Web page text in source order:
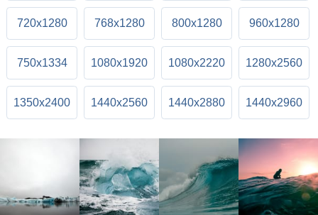
720x1280 768x1280 800x1280 960x1280
750x1334 1080x1920 1080x2220 1280x2560
1350x2400 1440x2560 1440x2880 1440x2960